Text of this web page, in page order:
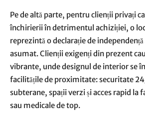
Pe de altă parte, pentru clienții privați
închirierii în detrimentul achiziției, o
reprezintă o declarație de independență
asumat. Clienții exigenți din prezent
vibrante, unde designul de interior se
facilitățile de proximitate: securitate
subterane, spații verzi și acces rapid la
sau medicale de top.